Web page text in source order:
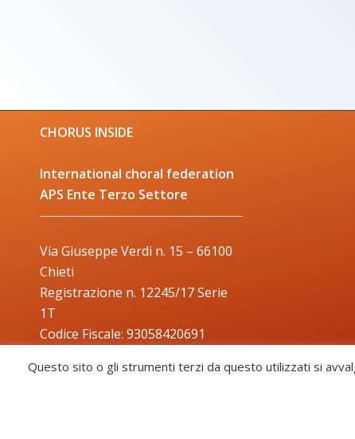
CHORUS INSIDE
International choral federation
APS Ente Terzo Settore
Via Giuseppe Verdi n. 15 – 66100
Chieti
Registrazione n. 12245/17 Serie
1T
Codice Fiscale: 93058420691
Chorus Inside - International Choral Federation - APS Ente Terzo Settore ·
Questo sito o gli strumenti terzi da questo utilizzati si